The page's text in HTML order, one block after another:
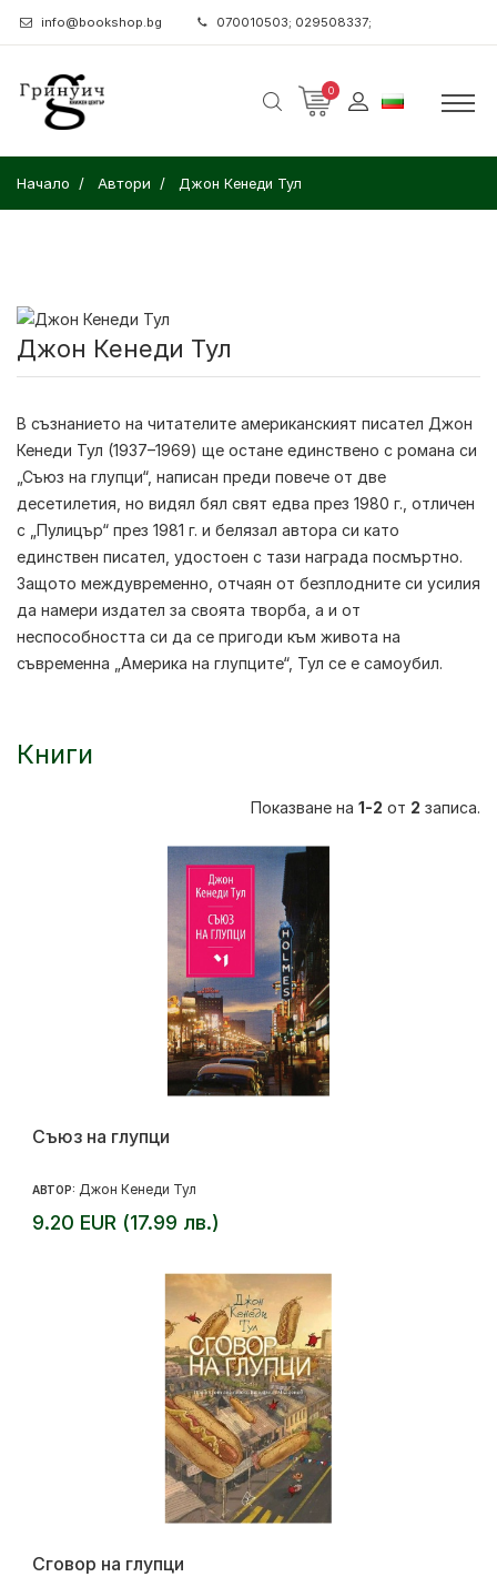
info@bookshop.bg 070010503; 029508337;
0
Начало Автори Джон Кенеди Тул
Джон Кенеди Тул
В съзнанието на читателите американският писател Джон
Кенеди Тул (1937–1969) ще остане единствено с романа си
„Съюз на глупци“, написан преди повече от две
десетилетия, но видял бял свят едва през 1980 г., отличен
с „Пулицър“ през 1981 г. и белязал автора си като
единствен писател, удостоен с тази награда посмъртно.
Защото междувременно, отчаян от безплодните си усилия
да намери издател за своята творба, а и от
неспособността си да се пригоди към живота на
съвременна „Америка на глупците“, Тул се е самоубил.
Книги
Показване на 1-2 от 2 записа.
Съюз на глупци
АВТОР: Джон Кенеди Тул
9.20 EUR (17.99 лв.)
Сговор на глупци